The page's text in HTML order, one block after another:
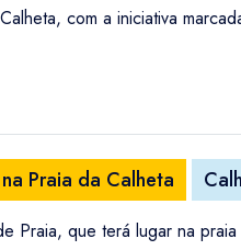
com a iniciativa
Praia da Calheta
que terá lugar na